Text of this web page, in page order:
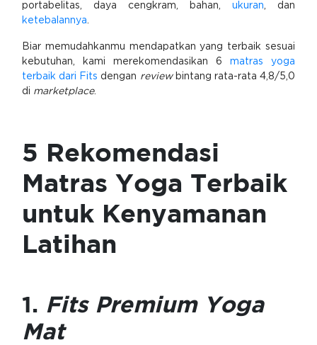
portabelitas, daya cengkram, bahan,ukuran, dan
ketebalannya.
Biar memudahkanmu mendapatkan yang terbaik sesuai
kebutuhan, kami merekomendasikan 6matras yoga
terbaik dari Fits dengan review bintang rata-rata 4,8/5,0
di marketplace.
5 Rekomendasi
Matras Yoga Terbaik
untuk Kenyamanan
Latihan
1. Fits Premium Yoga
Mat